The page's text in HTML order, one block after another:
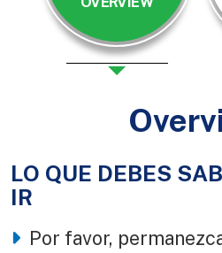
Body
LO QUE DEBES
IR
Por favor,